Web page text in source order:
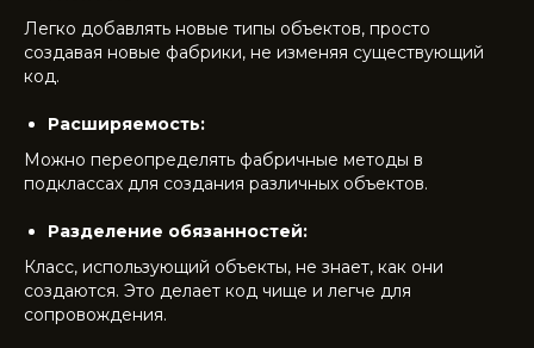
Легко добавлять новые типы объектов, просто
создавая новые фабрики, не изменяя существующий
код.
Расширяемость:
Можно переопределять фабричные методы в
подклассах для создания различных объектов.
Разделение обязанностей:
Класс, использующий объекты, не знает, как они
создаются. Это делает код чище и легче для
сопровождения.